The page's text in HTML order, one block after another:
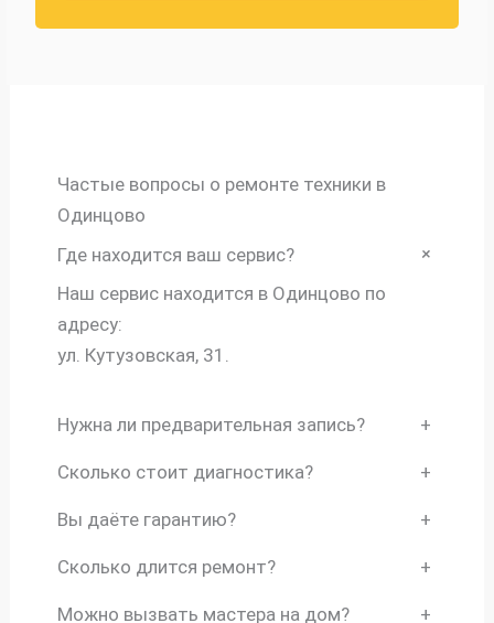
Частые вопросы о ремонте техники в
Одинцово
Где находится ваш сервис?
+
Наш сервис находится в Одинцово по
адресу:
ул. Кутузовская, 31.
Нужна ли предварительная запись? +
Сколько стоит диагностика? +
Вы даёте гарантию? +
Сколько длится ремонт? +
Можно вызвать мастера на дом? +